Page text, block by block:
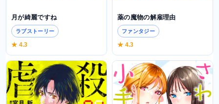
月が綺麗ですね
ラブストーリー
★ 4.3
薬の魔物の解雇理由
ファンタジー
★ 4.3